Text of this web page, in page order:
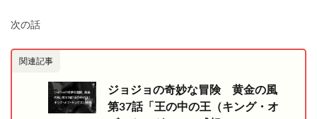
次の話
関連記事
ジョジョの奇妙な冒険 黄金の風
第37話「王の中の王（キング・オ